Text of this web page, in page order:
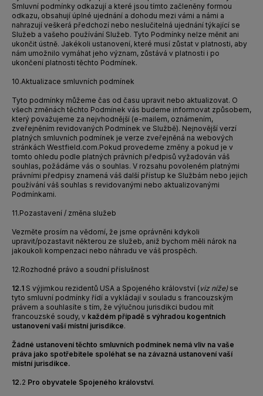
Smluvní podmínky odkazují a které jsou tímto začleněny formou
odkazu, obsahují úplné ujednání a dohodu mezi vámi a námi a
nahrazují veškerá předchozí nebo neslučitelná ujednání týkající se
Služeb a vašeho používání Služeb. Tyto Podmínky nelze měnit ani
ukončit ústně. Jakékoli ustanovení, které musí zůstat v platnosti, aby
nám umožnilo vymáhat jeho význam, zůstává v platnosti i po
ukončení platnosti těchto Podmínek.
10.Aktualizace smluvních podmínek
Tyto podmínky můžeme čas od času upravit nebo aktualizovat. O
všech změnách těchto Podmínek vás budeme informovat způsobem,
který považujeme za nejvhodnější (e-mailem, oznámením,
zveřejněním revidovaných Podmínek ve Službě). Nejnovější verzí
platných smluvních podmínek je verze zveřejněná na webových
stránkách Westfield.com.Pokud provedeme změny a pokud je v
tomto ohledu podle platných právních předpisů vyžadován váš
souhlas, požádáme vás o souhlas. V rozsahu povoleném platnými
právními předpisy znamená váš další přístup ke Službám nebo jejich
používání váš souhlas s revidovanými nebo aktualizovanými
Podmínkami.
11.Pozastavení / změna služeb
Vezměte prosím na vědomí, že jsme oprávněni kdykoli
upravit/pozastavit některou ze služeb, aniž bychom měli nárok na
jakoukoli kompenzaci nebo náhradu ve váš prospěch.
12.Rozhodné právo a soudní příslušnost
12.1 S výjimkou rezidentů USA a Spojeného království ( viz níže) se
tyto smluvní podmínky řídí a vykládají v souladu s francouzským
právem a souhlasíte s tím, že výlučnou jurisdikci budou mít
francouzské soudy, v každém případě s výhradou kogentních
ustanovení vaší místní jurisdikce.
Žádné ustanovení těchto smluvních podmínek nemá vliv na vaše
práva jako spotřebitele spoléhat se na závazná ustanovení vaší
místní jurisdikce.
12.2 Pro obyvatele Spojeného království.